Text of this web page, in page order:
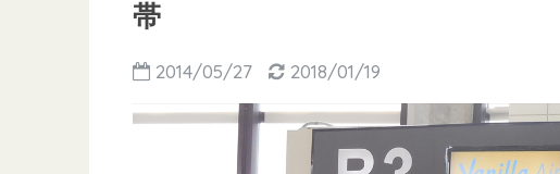
帯
2014/05/27 2018/01/19